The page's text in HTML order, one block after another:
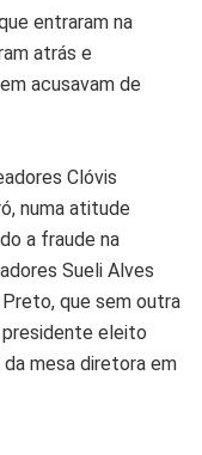
entraram na
atrás e
acusavam de
Clóvis
numa atitude
a fraude na
Sueli Alves
que sem outra
eleito
mesa diretora em